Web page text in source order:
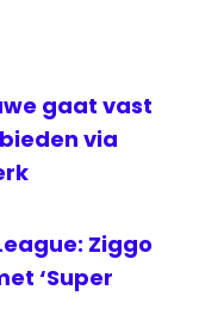
gaat vast
via
Ziggo
‘Super